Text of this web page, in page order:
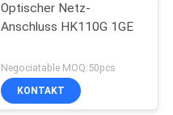
Optischer Netz-
Anschluss HK110G 1GE
Negociatable MOQ:50pcs
KONTAKT